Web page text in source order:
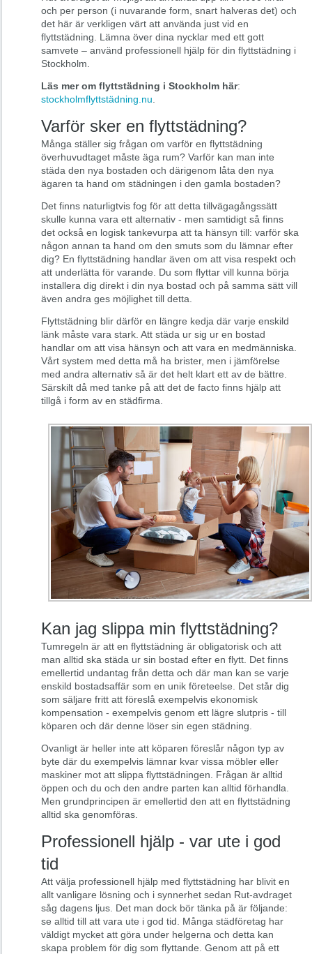
och per person (i nuvarande form, snart halveras det) och
det här är verkligen värt att använda just vid en
flyttstädning. Lämna över dina nycklar med ett gott
samvete – använd professionell hjälp för din flyttstädning i
Stockholm.
Läs mer om flyttstädning i Stockholm här:
stockholmflyttstädning.nu
Varför sker en flyttstädning?
Många ställer sig frågan om varför en flyttstädning
överhuvudtaget måste äga rum? Varför kan man inte
städa den nya bostaden och därigenom låta den nya
ägaren ta hand om städningen i den gamla bostaden?
Det finns naturligtvis fog för att detta tillvägagångssätt
skulle kunna vara ett alternativ - men samtidigt så finns
det också en logisk tankevurpa att ta hänsyn till: varför ska
någon annan ta hand om den smuts som du lämnar efter
dig? En flyttstädning handlar även om att visa respekt och
att underlätta för varande. Du som flyttar vill kunna börja
installera dig direkt i din nya bostad och på samma sätt vill
även andra ges möjlighet till detta.
Flyttstädning blir därför en längre kedja där varje enskild
länk måste vara stark. Att städa ur sig ur en bostad
handlar om att visa hänsyn och att vara en medmänniska.
Vårt system med detta må ha brister, men i jämförelse
med andra alternativ så är det helt klart ett av de bättre.
Särskilt då med tanke på att det de facto finns hjälp att
tillgå i form av en städfirma.
Kan jag slippa min flyttstädning?
Tumregeln är att en flyttstädning är obligatorisk och att
man alltid ska städa ur sin bostad efter en flytt. Det finns
emellertid undantag från detta och där man kan se varje
enskild bostadsaffär som en unik företeelse. Det står dig
som säljare fritt att föreslå exempelvis ekonomisk
kompensation - exempelvis genom ett lägre slutpris - till
köparen och där denne löser sin egen städning.
Ovanligt är heller inte att köparen föreslår någon typ av
byte där du exempelvis lämnar kvar vissa möbler eller
maskiner mot att slippa flyttstädningen. Frågan är alltid
öppen och du och den andre parten kan alltid förhandla.
Men grundprincipen är emellertid den att en flyttstädning
alltid ska genomföras.
Professionell hjälp - var ute i god
tid
Att välja professionell hjälp med flyttstädning har blivit en
allt vanligare lösning och i synnerhet sedan Rut-avdraget
såg dagens ljus. Det man dock bör tänka på är följande:
se alltid till att vara ute i god tid. Många städföretag har
väldigt mycket att göra under helgerna och detta kan
skapa problem för dig som flyttande. Genom att på ett